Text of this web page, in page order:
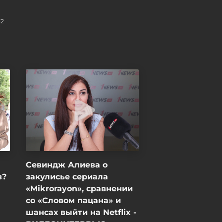
Севиндж Алиева о
закулисье сериала
«Mikrorayon», сравнении
со «Словом пацана» и
шансах выйти на Netflix -